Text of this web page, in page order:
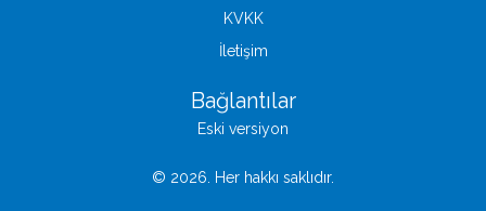
KVKK
İletişim
Bağlantılar
Eski versiyon
© 2026. Her hakkı saklıdır.